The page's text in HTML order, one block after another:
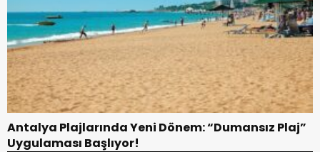
Antalya Plajlarında Yeni Dönem: “Dumansız Plaj”
Uygulaması Başlıyor!